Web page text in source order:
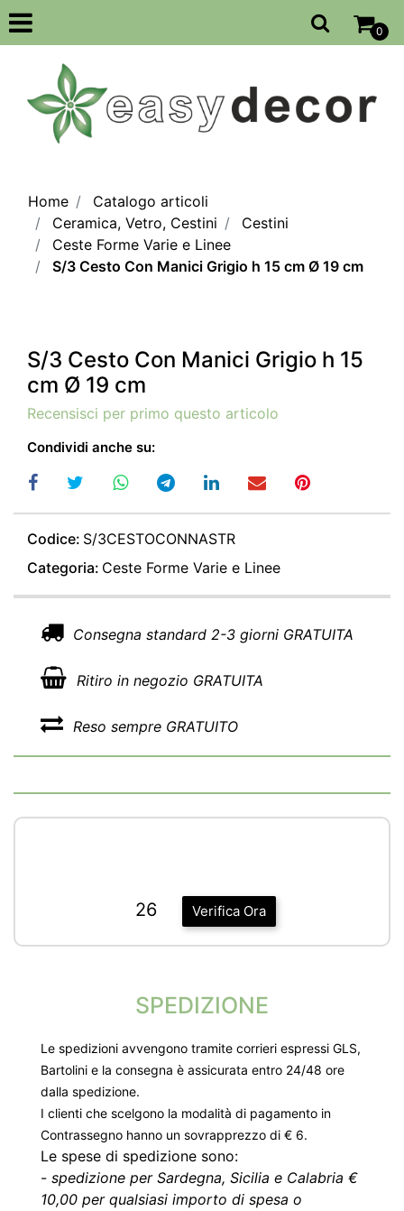
Open
0
Home
Catalogo articoli
Ceramica, Vetro, Cestini
Cestini
Ceste Forme Varie e Linee
S/3 Cesto Con Manici Grigio h 15 cm Ø 19 cm
S/3 Cesto Con Manici Grigio h 15
cm Ø 19 cm
Recensisci per primo questo articolo
Condividi anche su:
Codice: S/3CESTOCONNASTR
Categoria: Ceste Forme Varie e Linee
Consegna standard 2-3 giorni GRATUITA
Ritiro in negozio GRATUITA
Reso sempre GRATUITO
Verifica Ora
26
SPEDIZIONE
Le spedizioni avvengono tramite corrieri espressi GLS,
Bartolini e la consegna è assicurata entro 24/48 ore
dalla spedizione.
I clienti che scelgono la modalità di pagamento in
Contrassegno hanno un sovrapprezzo di € 6.
Le spese di spedizione sono:
- spedizione per Sardegna, Sicilia e Calabria €
10,00 per qualsiasi importo di spesa o